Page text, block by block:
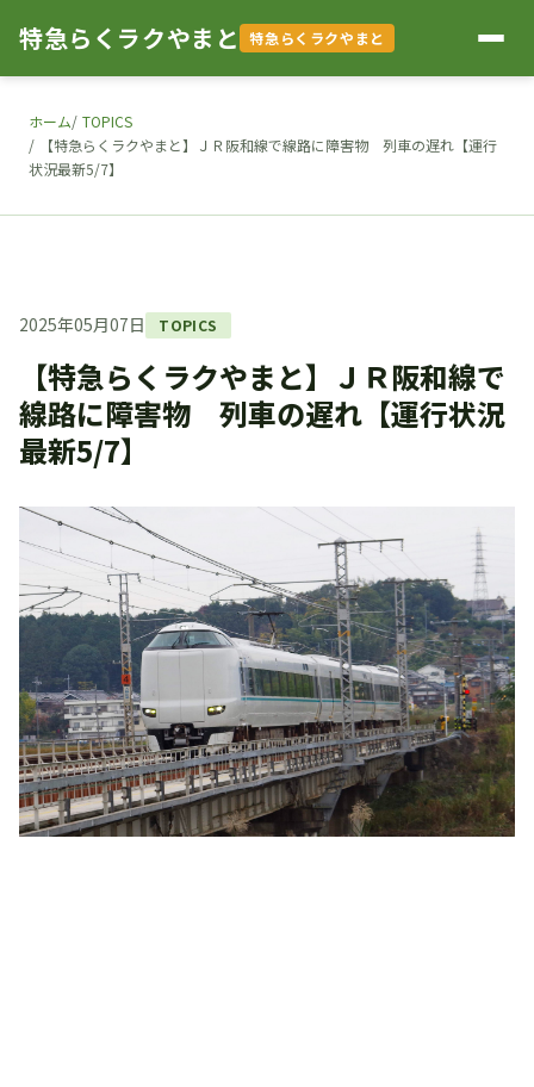
特急らくラクやまと 特急らくラクやまと
ホーム TOPICS
【特急らくラクやまと】ＪＲ阪和線で線路に障害物 列車の遅れ【運行
状況最新5/7】
2025年05月07日 TOPICS
【特急らくラクやまと】ＪＲ阪和線で
線路に障害物 列車の遅れ【運行状況
最新5/7】